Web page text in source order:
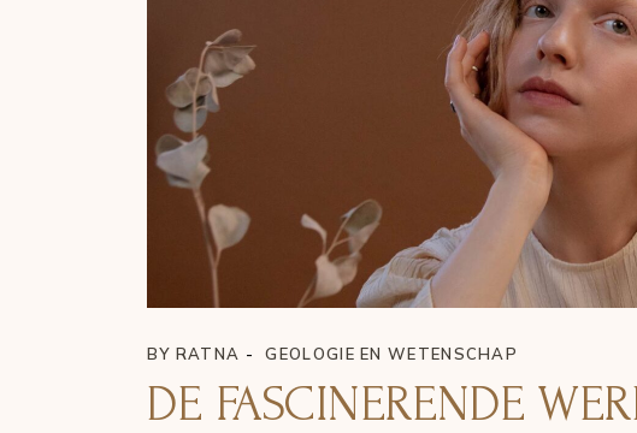
BY RATNA GEOLOGIE EN WETENSCHAP
DE FASCINERENDE